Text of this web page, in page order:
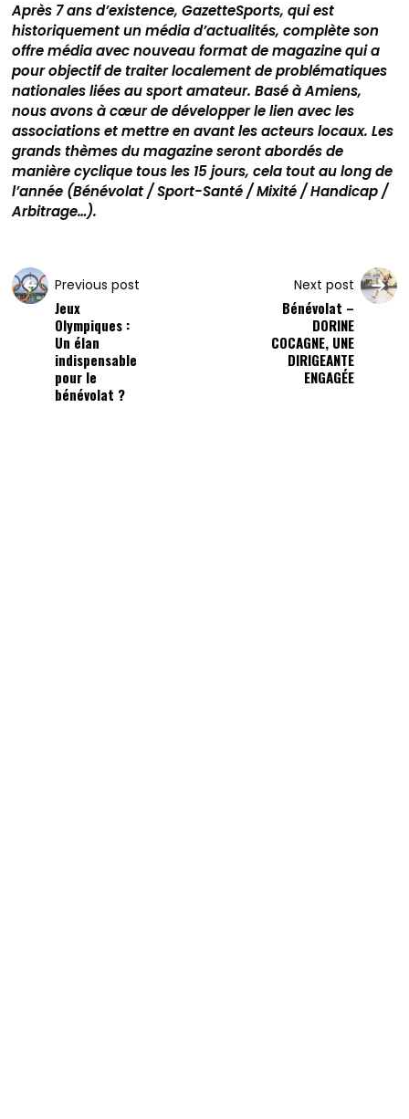
Après 7 ans d’existence, GazetteSports, qui est
historiquement un média d’actualités, complète son
offre média avec nouveau format de magazine qui a
pour objectif de traiter localement de problématiques
nationales liées au sport amateur. Basé à Amiens,
nous avons à cœur de développer le lien avec les
associations et mettre en avant les acteurs locaux. Les
grands thèmes du magazine seront abordés de
manière cyclique tous les 15 jours, cela tout au long de
l’année (Bénévolat / Sport-Santé / Mixité / Handicap /
Arbitrage…).
Previous post
Jeux
Olympiques :
Un élan
indispensable
pour le
bénévolat ?
Next post
Bénévolat –
DORINE
COCAGNE, UNE
DIRIGEANTE
ENGAGÉE